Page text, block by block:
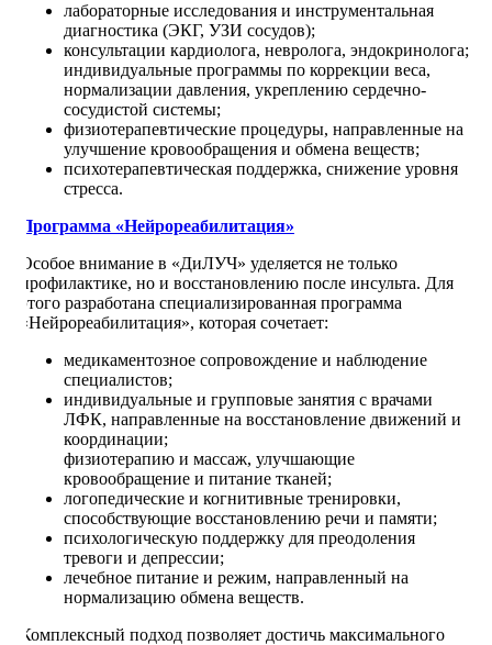
лабораторные исследования и инструментальная
диагностика (ЭКГ, УЗИ сосудов);
консультации кардиолога, невролога, эндокринолога;
индивидуальные программы по коррекции веса,
нормализации давления, укреплению сердечно-
сосудистой системы;
физиотерапевтические процедуры, направленные на
улучшение кровообращения и обмена веществ;
психотерапевтическая поддержка, снижение уровня
стресса.
Программа «Нейрореабилитация»
Особое внимание в «ДиЛУЧ» уделяется не только
профилактике, но и восстановлению после инсульта. Для
этого разработана специализированная программа
«Нейрореабилитация», которая сочетает:
медикаментозное сопровождение и наблюдение
специалистов;
индивидуальные и групповые занятия с врачами
ЛФК, направленные на восстановление движений и
координации;
физиотерапию и массаж, улучшающие
кровообращение и питание тканей;
логопедические и когнитивные тренировки,
способствующие восстановлению речи и памяти;
психологическую поддержку для преодоления
тревоги и депрессии;
лечебное питание и режим, направленный на
нормализацию обмена веществ.
Комплексный подход позволяет достичь максимального